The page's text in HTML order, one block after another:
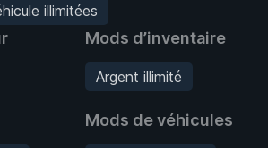
illimitées
Mods d’inventaire
Argent illimité
Mods de véhicules